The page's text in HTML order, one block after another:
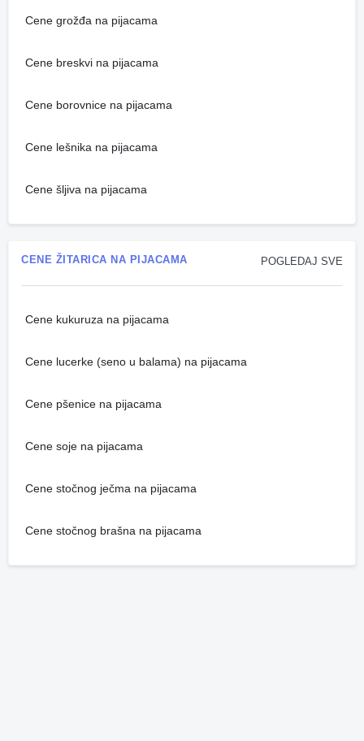
Cene grožđa na pijacama
Cene breskvi na pijacama
Cene borovnice na pijacama
Cene lešnika na pijacama
Cene šljiva na pijacama
POGLEDAJ SVE
CENE ŽITARICA NA PIJACAMA
Cene kukuruza na pijacama
Cene lucerke (seno u balama) na pijacama
Cene pšenice na pijacama
Cene soje na pijacama
Cene stočnog ječma na pijacama
Cene stočnog brašna na pijacama